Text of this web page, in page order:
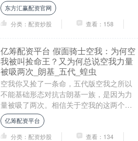
东方汇赢配资官网
分类：配资炒股
查看：158
亿筹配资平台 假面骑士空我：为何空
我被叫捡命王？又为何总说空我力量
被吸两次_朗基_五代_蝗虫
空我你又捡了一条命，五代版空我之所以
不能基础形态对抗古朗基一族，是因为力
量被吸了两次。相信关于空我的这两个说
法，大家都有听说过，可实际上真的如此
吗，这两个说法的....
亿筹配资平台
分类：配资炒股
查看：134